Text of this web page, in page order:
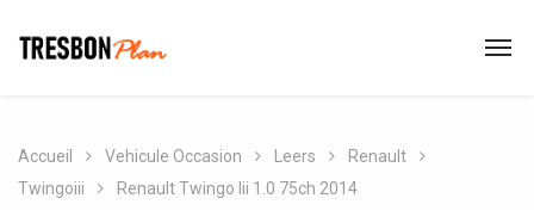
Accueil Vehicule Occasion Leers
Renault
Twingoiii
Renault Twingo Iii 1.0 75ch 2014